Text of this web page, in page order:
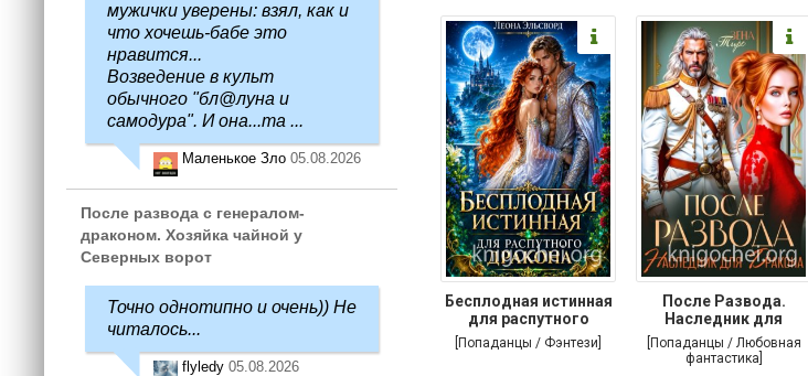
Бесплодная истинная
для распутного
дракона
[Попаданцы / Фэнтези]
После Развода.
Наследник для
дракона
[Попаданцы / Любовная
фантастика]
мужички уверены: взял, как и
что хочешь-бабе это
нравится...
Возведение в культ
обычного "бл@луна и
самодура". И она...та ...
Маленькое Зло 05.08.2026
После развода с генералом-
драконом. Хозяйка чайной у
Северных ворот
Точно однотипно и очень)) Не
читалось...
flyledy 05.08.2026